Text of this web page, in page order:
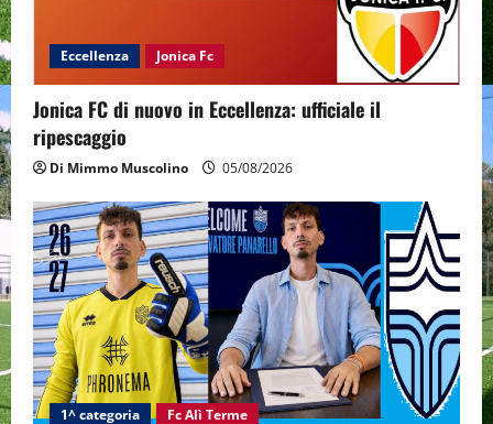
Eccellenza Jonica Fc
Jonica FC di nuovo in Eccellenza: ufficiale il
ripescaggio
Di Mimmo Muscolino 05/08/2026
1^ categoria Fc Alì Terme